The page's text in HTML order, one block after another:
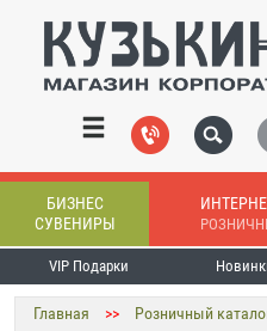
БИЗНЕС
СУВЕНИРЫ
VIP Подарки
Главная >> Розничный